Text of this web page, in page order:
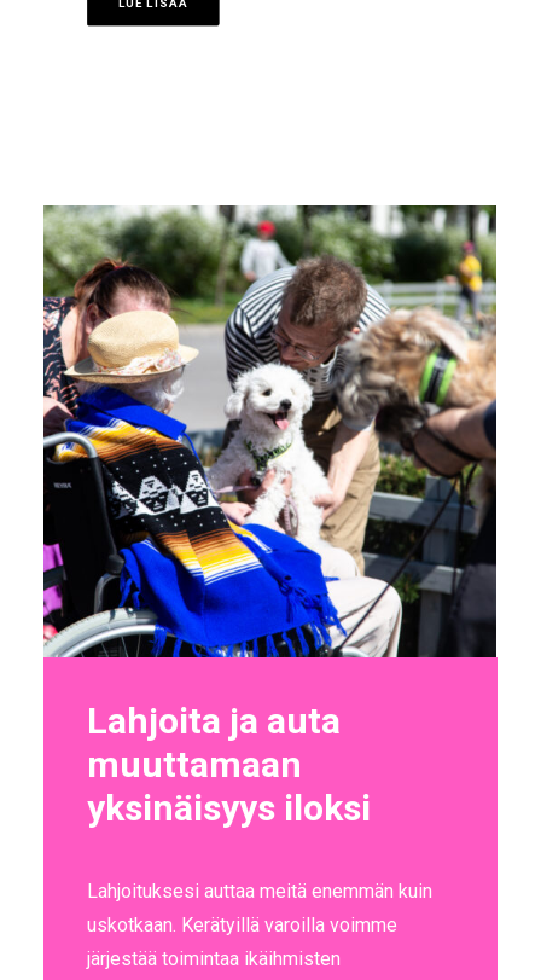
LUE LISÄÄ
Lahjoita ja auta
muuttamaan
yksinäisyys iloksi
Lahjoituksesi auttaa meitä enemmän kuin
uskotkaan. Kerätyillä varoilla voimme
järjestää toimintaa ikäihmisten